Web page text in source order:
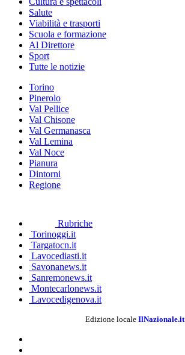
Salute
Viabilità e trasporti
Scuola e formazione
Al Direttore
Sport
Tutte le notizie
Torino
Pinerolo
Val Pellice
Val Chisone
Val Germanasca
Val Lemina
Val Noce
Pianura
Dintorni
Regione
Rubriche
Torinoggi.it
Targatocn.it
Lavocediasti.it
Savonanews.it
Sanremonews.it
Montecarlonews.it
Lavocedigenova.it
Edizione locale IlNazionale.it